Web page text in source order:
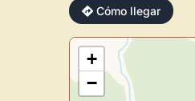
Cómo llegar
+
−